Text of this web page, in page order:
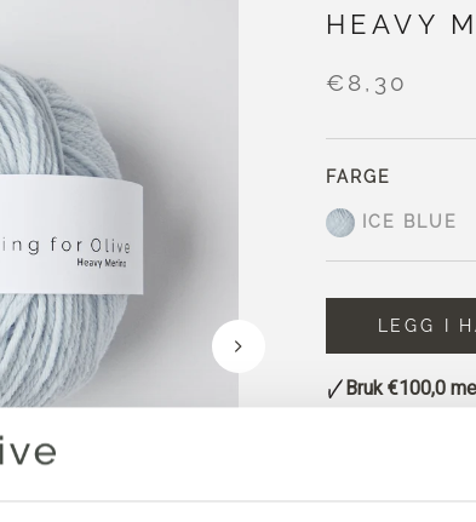
HEAVY
€8,30
FARGE
ICE BLUE
LEGG I
Bruk€100,0
Bestillinger
Ice Blue en